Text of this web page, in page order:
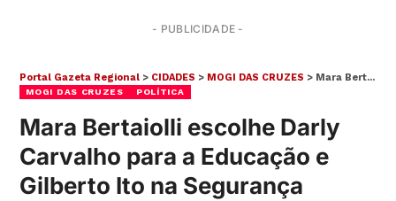
- PUBLICIDADE -
Portal Gazeta Regional > CIDADES > MOGI DAS CRUZES > Mara Bertaiolli escolhe Darly Carvalho para a Educação e Gilberto Ito na Segurança
MOGI DAS CRUZES POLÍTICA
Mara Bertaiolli escolhe Darly
Carvalho para a Educação e
Gilberto Ito na Segurança